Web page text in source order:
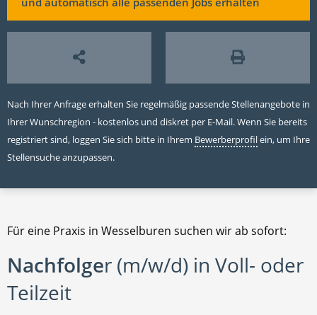
Nach Ihrer Anfrage erhalten Sie regelmäßig passende Stellenangebote in
Ihrer Wunschregion - kostenlos und diskret per E-Mail. Wenn Sie bereits
registriert sind, loggen Sie sich bitte in Ihrem Bewerberprofilein, um Ihre
Stellensuche anzupassen.
Für eine Praxis in Wesselburen suchen wir ab sofort:
Nachfolger (m/w/d) in Voll- oder
Teilzeit